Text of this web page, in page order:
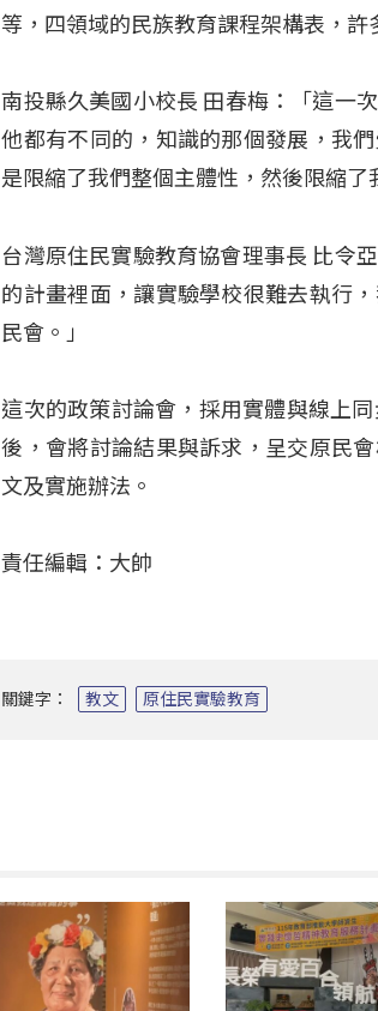
等，四領域的民族教育課程架構表，
南投縣久美國小校長 田春梅：「這一
他都有不同的，知識的那個發展，我
是限縮了我們整個主體性，然後限縮了
台灣原住民實驗教育協會理事長 比令
的計畫裡面，讓實驗學校很難去執行
民會。」
這次的政策討論會，採用實體與線上
後，會將討論結果與訴求，呈交原民
文及實施辦法 。
責任編輯：大帥
關鍵字： 教文 原住民實驗教育